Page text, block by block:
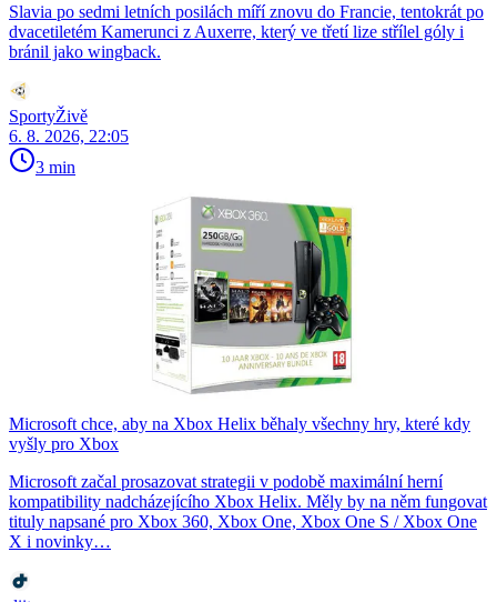
Slavia po sedmi letních posilách míří znovu do Francie, tentokrát po
dvacetiletém Kamerunci z Auxerre, který ve třetí lize střílel góly i
bránil jako wingback.
SportyŽivě
6. 8. 2026, 22:05
3 min
Microsoft chce, aby na Xbox Helix běhaly všechny hry, které kdy
vyšly pro Xbox
Microsoft začal prosazovat strategii v podobě maximální herní
kompatibility nadcházejícího Xbox Helix. Měly by na něm fungovat
tituly napsané pro Xbox 360, Xbox One, Xbox One S / Xbox One
X i novinky…